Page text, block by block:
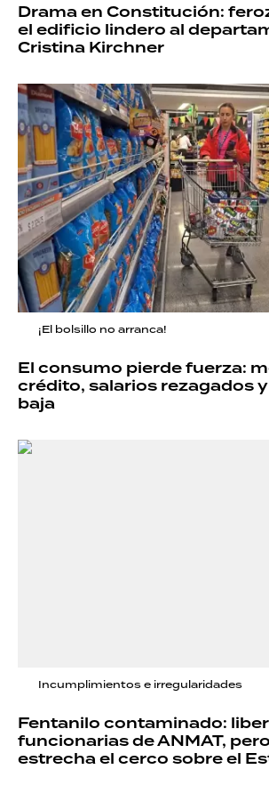
Drama en Constitución:
el edificio lindero al
Cristina Kirchner
¡El bolsillo no arranca!
El consumo pierde fuerza:
crédito, salarios rezagados
baja
Incumplimientos e irregularidades
Fentanilo contaminado:
funcionarias de ANMAT,
estrecha el cerco sobre el